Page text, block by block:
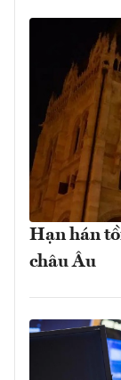
Hạn hán
châu Âu